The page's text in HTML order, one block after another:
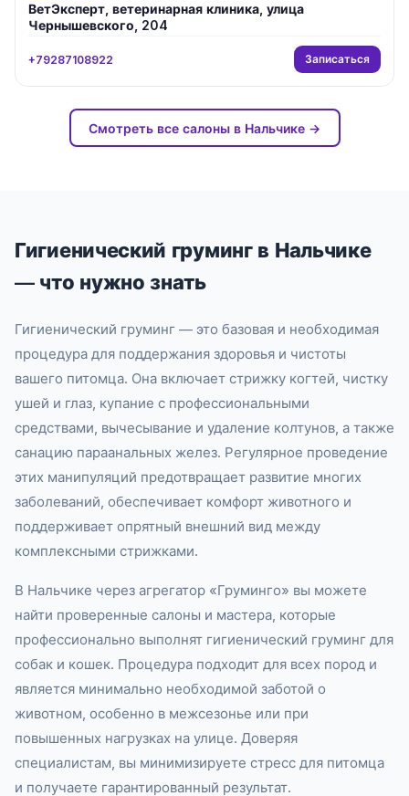
ВетЭксперт, ветеринарная клиника, улица
Чернышевского, 204
+79287108922 Записаться
Смотреть все салоны в Нальчике →
Гигиенический груминг в Нальчике
— что нужно знать
Гигиенический груминг — это базовая и необходимая
процедура для поддержания здоровья и чистоты
вашего питомца. Она включает стрижку когтей, чистку
ушей и глаз, купание с профессиональными
средствами, вычесывание и удаление колтунов, а также
санацию параанальных желез. Регулярное проведение
этих манипуляций предотвращает развитие многих
заболеваний, обеспечивает комфорт животного и
поддерживает опрятный внешний вид между
комплексными стрижками.
В Нальчике через агрегатор «Груминго» вы можете
найти проверенные салоны и мастера, которые
профессионально выполнят гигиенический груминг для
собак и кошек. Процедура подходит для всех пород и
является минимально необходимой заботой о
животном, особенно в межсезонье или при
повышенных нагрузках на улице. Доверяя
специалистам, вы минимизируете стресс для питомца
и получаете гарантированный результат.